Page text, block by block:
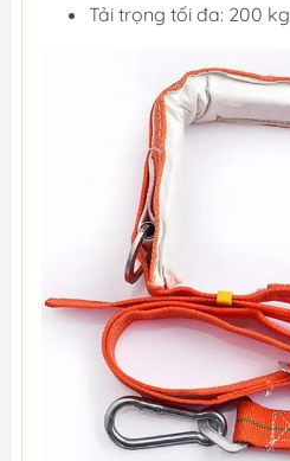
Tải trọng tối đa: 200 kg